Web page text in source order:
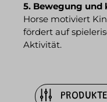
5. Bewegung
Horse motiviert
fördert auf
Aktivität.